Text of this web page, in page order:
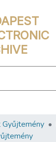
Gyűjtemény